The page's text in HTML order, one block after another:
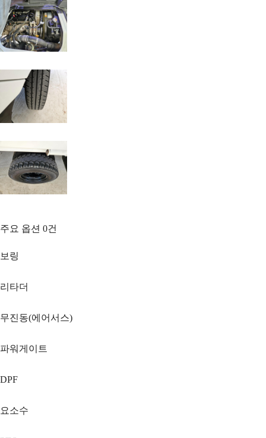
주요 옵션 0건
보링
리타더
무진동(에어서스)
파워게이트
DPF
요소수